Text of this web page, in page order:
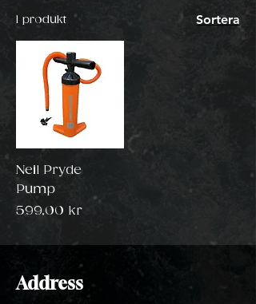
1 produkt Sortera
Neil Pryde
Pump
Pris
599,00 kr
Address